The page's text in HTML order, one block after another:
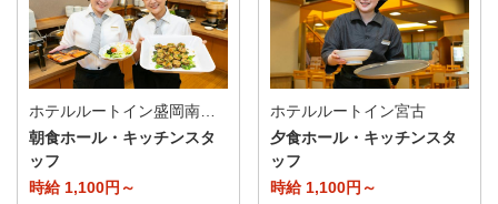
朝食ホール・キッチンスタ
ッフ
時給 1,100円～
ホテルルートイン宮古
夕食ホール・キッチンスタ
ッフ
時給 1,100円～